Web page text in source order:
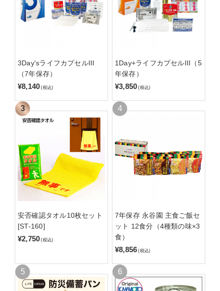
3Day'sライフカプセルIII
（7年保存）
¥8,140 (税込)
1Day+ライフカプセルIII（5
年保存）
¥3,850 (税込)
安否確認タオル10枚セット
[ST-160]
¥2,750 (税込)
7年保存 永谷園 主食ご飯セ
ット 12食分（4種類の味×3
食）
¥8,856 (税込)